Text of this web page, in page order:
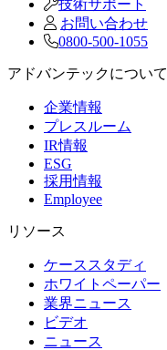
技術サポート
お問い合わせ
0800-500-1055
アドバンテックについて
企業情報
プレスルーム
IR情報
ESG
採用情報
Employee
リソース
ケーススタディ
ホワイトペーパー
業界ニュース
ビデオ
ニュース